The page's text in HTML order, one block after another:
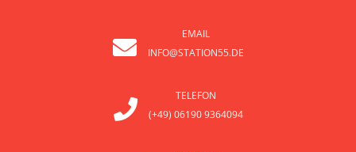
EMAIL
INFO@STATION55.DE
TELEFON
(+49) 06190 9364094